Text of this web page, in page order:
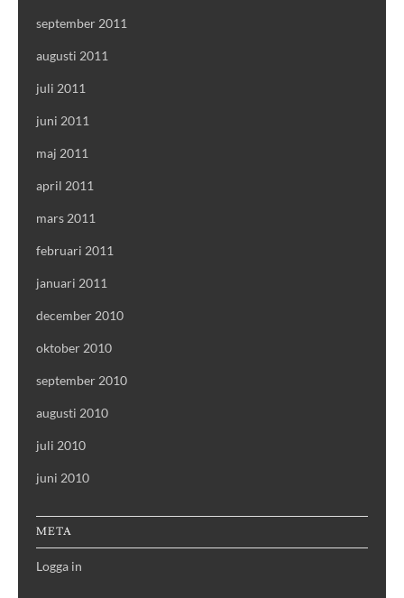
september 2011
augusti 2011
juli 2011
juni 2011
maj 2011
april 2011
mars 2011
februari 2011
januari 2011
december 2010
oktober 2010
september 2010
augusti 2010
juli 2010
juni 2010
META
Logga in